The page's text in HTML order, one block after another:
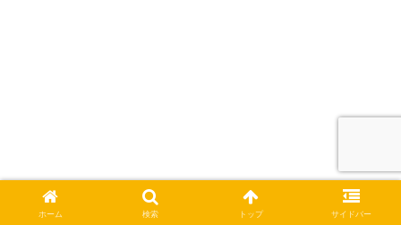
ホーム 検索 トップ サイドバー